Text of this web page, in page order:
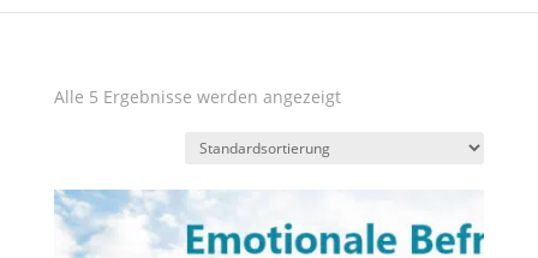
Alle 5 Ergebnisse werden angezeigt